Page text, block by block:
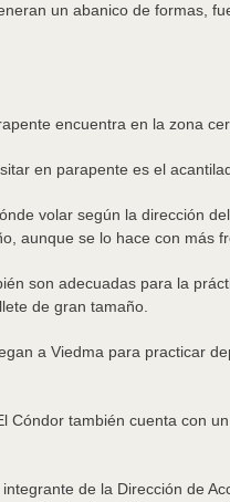
un abanico de formas,
encuentra en la zona
en parapente es el
volar según la dirección
aunque se lo hace con más
son adecuadas para la
de gran tamaño.
a Viedma para practicar
Cóndor también cuenta con
de la Dirección de